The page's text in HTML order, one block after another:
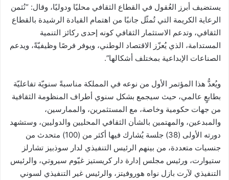
يستضيف أبرز العُقول في القطاع الثقافي محليًا ودوليًا، وقال: “نُثمن
الرعاية الكريمة التي تُمثّل جانبًا من اهتمام القيادة الرشيدة بالقطاع
الثقافي، وتدعم الاستثمار الثقافي كونه إحدى ركائز التنمية
المستدامة، الذي يُعزّز الاقتصاد الوطني، ويوفر فرصًا وظيفيّةً، ويدعم
الصناعات الإبداعية بمختلف أشكالها”.
ويُعدُّ هذا المؤتمر الأول من نوعه في المملكة مناسبةً سنويّة تفاعليّة
بطابعٍ عالمي، حيث سيجمع بشكل سنوي أطراف المنظومة الثقافية
من جهات حكومية وخاصة، مع المستثمرين، والممارسين،
والمبدعين، والمهتمين بالشأن الثقافي المحليين والدوليين، وستشهد
دورته الأولى (38) جلسة يُشارك فيها أكثر من (100) متحدث من
جنسيات متعددة، من بينهم الرئيس التنفيذي لدار سوذبيز تشارلز
ستيوارت، ورئيس مجلس إدارة دار كريستيز غيّوم سيروتي، والرئيس
التنفيذي لآرت بازل نواه هوروفيتز، والرئيس غير التنفيذي لسوني